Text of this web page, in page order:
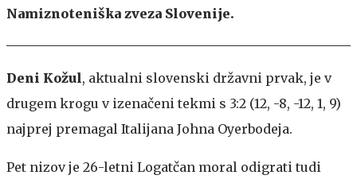
Namiznoteniška zveza Slovenije.
Deni Kožul, aktualni slovenski državni prvak, je v
drugem krogu v izenačeni tekmi s 3:2 (12, -8, -12, 1, 9)
najprej premagal Italijana Johna Oyerbodeja.
Pet nizov je 26-letni Logatčan moral odigrati tudi